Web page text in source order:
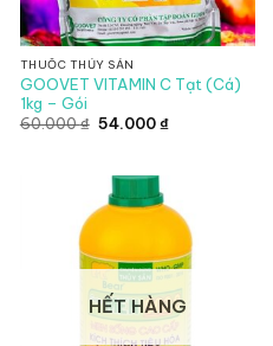
THUỐC THỦY SẢN
GOOVET VITAMIN C Tạt (Cá)
1kg – Gói
60.000₫ Giá
54.000₫Giá
HẾT HÀNG